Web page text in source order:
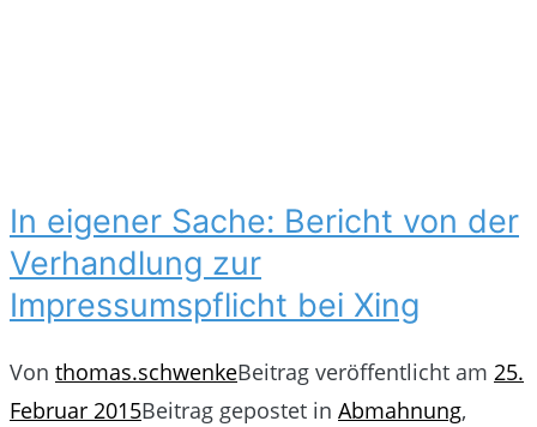
In eigener Sache: Bericht von der
Verhandlung zur
Impressumspflicht bei Xing
Von thomas.schwenkeBeitrag veröffentlicht am 25.
Februar 2015Beitrag gepostet in Abmahnung,